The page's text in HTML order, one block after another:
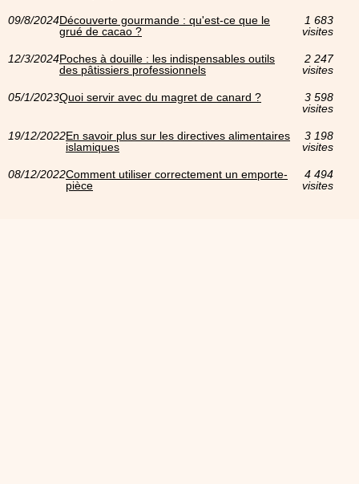
09/8/2024Découverte gourmande : qu'est-ce que le
grué de cacao ?
1 683
visites
12/3/2024Poches à douille : les indispensables outils
des pâtissiers professionnels
2 247
visites
05/1/2023Quoi servir avec du magret de canard ?
3 598
visites
19/12/2022En savoir plus sur les directives alimentaires
islamiques
3 198
visites
08/12/2022Comment utiliser correctement un emporte-
pièce
4 494
visites